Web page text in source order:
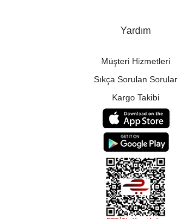
Yardım
Müşteri Hizmetleri
Sıkça Sorulan Sorular
Kargo Takibi